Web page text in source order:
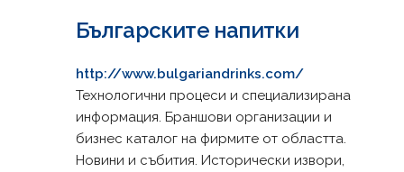
Българските напитки
http://www.bulgariandrinks.com/
Технологични процеси и специализирана
информация. Браншови организации и
бизнес каталог на фирмите от областта.
Новини и събития. Исторически извори,